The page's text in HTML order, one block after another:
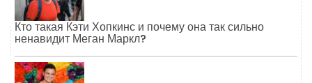
Кто такая Кэти Хопкинс и почему она так сильно
ненавидит Меган Маркл?